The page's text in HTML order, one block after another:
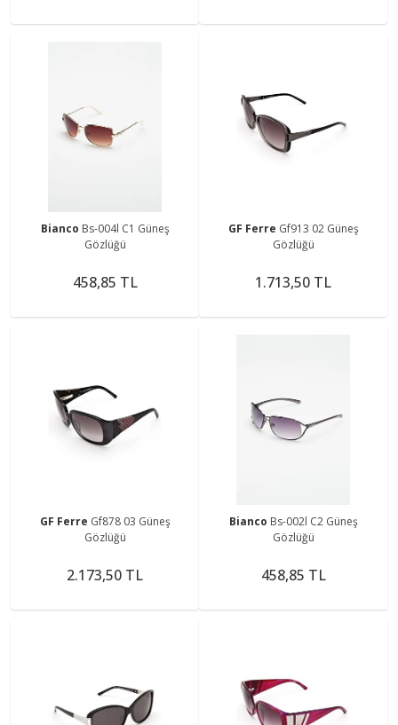
Bianco Bs-004l C1 Güneş
Gözlüğü
458,85 TL
GF Ferre Gf913 02 Güneş
Gözlüğü
1.713,50 TL
GF Ferre Gf878 03 Güneş
Gözlüğü
2.173,50 TL
Bianco Bs-002l C2 Güneş
Gözlüğü
458,85 TL